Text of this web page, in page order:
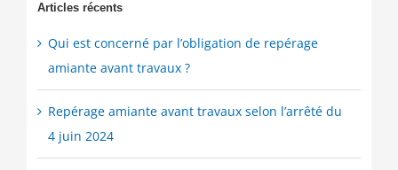
Articles récents
Qui est concerné par l’obligation de repérage
amiante avant travaux ?
Repérage amiante avant travaux selon l’arrêté du
4 juin 2024